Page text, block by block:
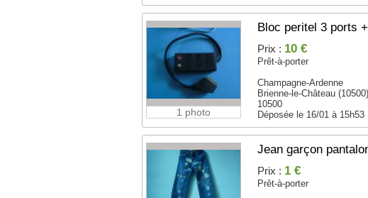
1 photo
Bloc peritel 3 ports
Prix : 10 €
Prêt-à-porter
Champagne-Ardenne
Brienne-le-Château
10500
Déposée le 16/01 à 15h53
Jean garçon
Prix : 1 €
Prêt-à-porter